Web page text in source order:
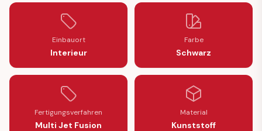
Einbauort
Interieur
Farbe
Schwarz
Fertigungsverfahren
Multi Jet Fusion
Material
Kunststoff